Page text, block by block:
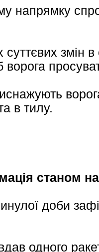
напрямку
змін в
ворога
в тилу.
станом
доби
одного